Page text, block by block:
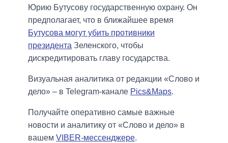
Юрию Бутусову государственную охрану. Он
предполагает, что в ближайшее время
Бутусова могут убить противники
президента Зеленского, чтобы
дискредитировать главу государства.
Визуальная аналитика от редакции «Слово и
дело» – в Telegram-канале Pics&Maps.
Получайте оперативно самые важные
новости и аналитику от «Слово и дело» в
вашем VIBER-мессенджере.